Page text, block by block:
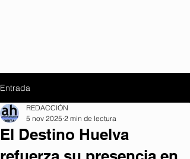
Entrada
El Destino Huelva
REDACCIÓN
5 nov 2025 2 min de lectura